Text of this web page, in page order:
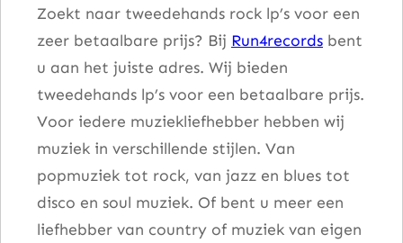
Zoekt naar tweedehands rock lp’s voor een
zeer betaalbare prijs? Bij Run4records bent
u aan het juiste adres. Wij bieden
tweedehands lp’s voor een betaalbare prijs.
Voor iedere muziekliefhebber hebben wij
muziek in verschillende stijlen. Van
popmuziek tot rock, van jazz en blues tot
disco en soul muziek. Of bent u meer een
liefhebber van country of muziek van eigen